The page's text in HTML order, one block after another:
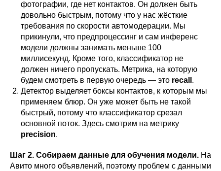
фотографии, где нет контактов. Он должен быть
довольно быстрым, потому что у нас жёсткие
требования по скорости автомодерации. Мы
прикинули, что предпроцессинг и сам инференс
модели должны занимать меньше 100
миллисекунд. Кроме того, классификатор не
должен ничего пропускать. Метрика, на которую
будем смотреть в первую очередь — это recall .
Детектор выделяет боксы контактов, к которым мы
применяем блюр. Он уже может быть не такой
быстрый, потому что классификатор срезал
основной поток. Здесь смотрим на метрику
precision.
Шаг 2. Собираем данные для обучения модели. На
Авито много объявлений, поэтому проблем с данными